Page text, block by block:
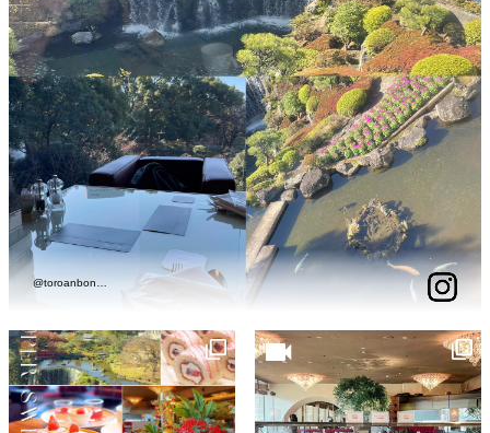
レス
トラ
ン＆
バー
千羽鶴＜
SENBAZURU＞
KATO'S DINING
& BAR
麺処
NAKAJIMA 紀尾井 なだ万
なだ万本店 山
茶花荘＜
SAZANKA-SO
＞
天婦羅 ほり川
紀尾井町 藍泉
＜RANSEN＞
岡半＜
OKAHAN＞
メイン）＜
KYUBEY＞
久兵衛（ガー
デンタワー）
＜KYUBEY＞
つきじ鈴富＜
SUZUTOMI＞ ふみぜん
にいづ
SATSUKI
ガーデンラウ
ンジ トムCAT ペシャワール